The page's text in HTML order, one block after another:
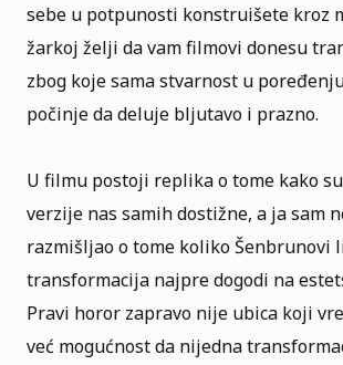
sebe u potpunosti konstruišete kroz
žarkoj želji da vam filmovi donesu
zbog koje sama stvarnost u
počinje da deluje bljutavo i prazno.
U filmu postoji replika o tome kako
verzije nas samih dostižne, a ja sam
razmišljao o tome koliko Šenbrunovi
transformacija najpre dogodi na
Pravi horor zapravo nije ubica koji
već mogućnost da nijedna